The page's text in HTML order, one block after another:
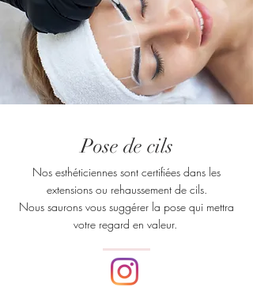
Pose de cils
Nos esthéticiennes sont certifiées dans les
extensions ou rehaussement de cils.
Nous saurons vous suggérer la pose qui mettra
votre regard en valeur.